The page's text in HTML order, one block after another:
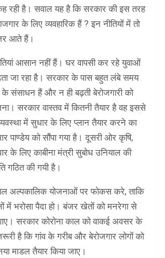
रही है। सवाल यह है कि सरकार की इस तरह
के लिए व्यवहारिक हैं ? इन नीतियों में तो
आते हैं।
आसान नहीं हैं। घर वापसी कर रहे युवाओं
जा रहा है। सरकार के पास बहुत लंबे समय
हैं और न ही बढ़ती बेरोजगारी को
सरकार वास्तव में कितनी तैयार है वह इससे
में सुधार के लिए प्लान तैयार करने का
पाण्डेय को सौंपा गया है। दूसरी ओर कृषि,
के लिए काबीना मंत्री सुबोध उनियाल की
गठित की गयी है।
अल्पकालिक योजनाओं पर फोकस करे, ताकि
में भरोसा पैदा हो। बंजर खेतों को मनरेगा से
सरकार कोरोना काल को वाकई अवसर के
है कि गांव के गरीब और बेरोजगार लोगों को
माडल तैयार किया जाए।